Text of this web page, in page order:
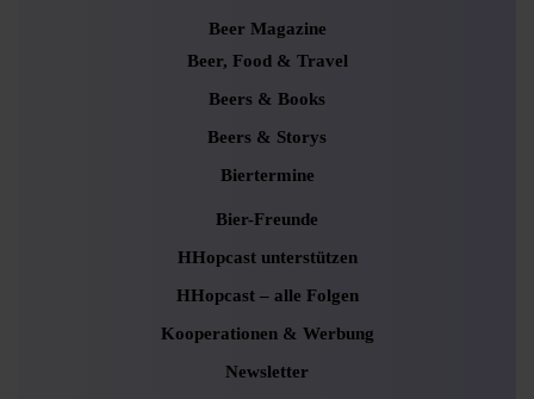
Beer Magazine
Beer, Food & Travel
Beers & Books
Beers & Storys
Biertermine
Bier-Freunde
HHopcast unterstützen
HHopcast – alle Folgen
Kooperationen & Werbung
Newsletter